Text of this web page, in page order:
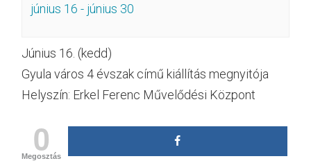
június 16 - június 30
Június 16. (kedd)
Gyula város 4 évszak című kiállítás megnyitója
Helyszín: Erkel Ferenc Művelődési Központ
0
Megosztás